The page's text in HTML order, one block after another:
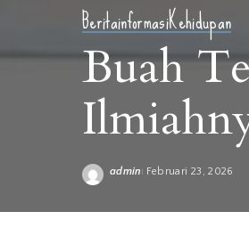
BeritainformasiKehidupan
Buah
admin Februari 23, 2026